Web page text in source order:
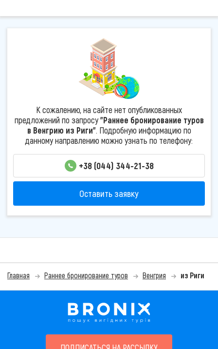
К сожалению, на сайте нет опубликованных
предложений по запросу"Раннее бронирование туров
в Венгрию из Риги". Подробную информацию по
данному направлению можно узнать по телефону:
+38 (044) 344-21-38
Оставить заявку
Главная Раннее бронирование туров Венгрия из Риги